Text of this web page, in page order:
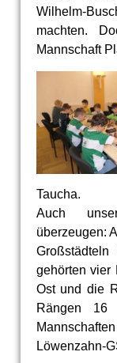
Wilhelm-
machten.
Mannschaft
Taucha.
Auch
überzeugen:
gehörten vier
Ost und die
Rängen
Löwenzahn-